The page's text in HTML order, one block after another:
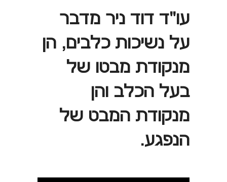
עו"ד דוד ניר מדבר
על נשיכות כלבים, הן
מנקודת מבטו של
בעל הכלב והן
מנקודת המבט של
הנפגע.